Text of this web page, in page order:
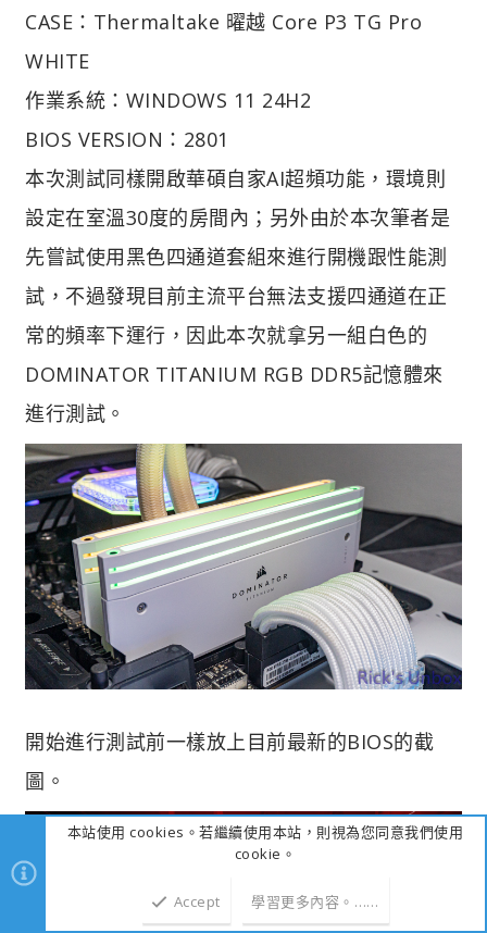
CASE：Thermaltake 曜越 Core P3 TG Pro
WHITE
作業系統：WINDOWS 11 24H2
BIOS VERSION：2801
本次測試同樣開啟華碩自家AI超頻功能，環境則
設定在室溫30度的房間內；另外由於本次筆者是
先嘗試使用黑色四通道套組來進行開機跟性能測
試，不過發現目前主流平台無法支援四通道在正
常的頻率下運行，因此本次就拿另一組白色的
DOMINATOR TITANIUM RGB DDR5記憶體來
進行測試。
開始進行測試前一樣放上目前最新的BIOS的截
圖。
本站使用 cookies。若繼續使用本站，則視為您同意我們使用
cookie。
Accept 學習更多內容。……